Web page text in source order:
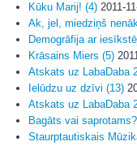
Kūku Marij! (4) 2011-
Ak, jel, miedziņš
Demogrāfija ar
Krāsains Miers (5)
Atskats uz LabaDaba
Ielūdzu uz dzīvi (13)
Atskats uz LabaDaba
Bagāts vai
Staurptautiskais